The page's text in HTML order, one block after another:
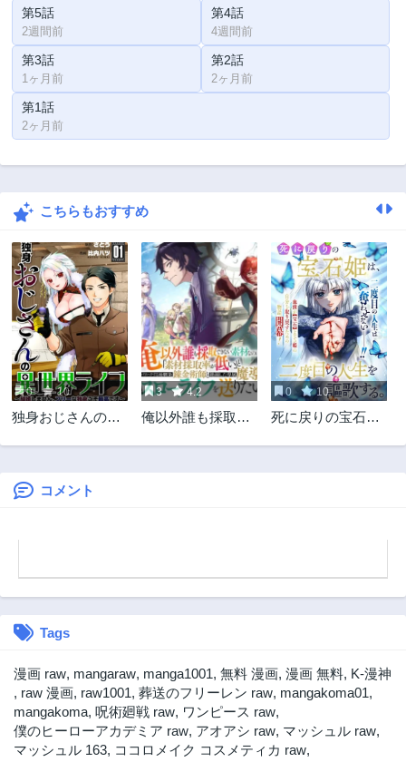
第5話
2週間前
第4話
4週間前
第3話
1ヶ月前
第2話
2ヶ月前
第1話
2ヶ月前
こちらもおすすめ
0 10
独身おじさんの異
な独身こそ最高で
す～
3 4.2
俺以外誰も採取で
い」とパワハラす
0 10
死に戻りの宝石姫
コメント
Tags
漫画 raw, mangaraw, manga1001, 無料 漫画, 漫画 無料, K-漫神
, raw 漫画, raw1001, 葬送のフリーレン raw, mangakoma01,
mangakoma, 呪術廻戦 raw, ワンピース raw,
僕のヒーローアカデミア raw, アオアシ raw, マッシュル raw,
マッシュル 163, ココロメイク コスメティカ raw,